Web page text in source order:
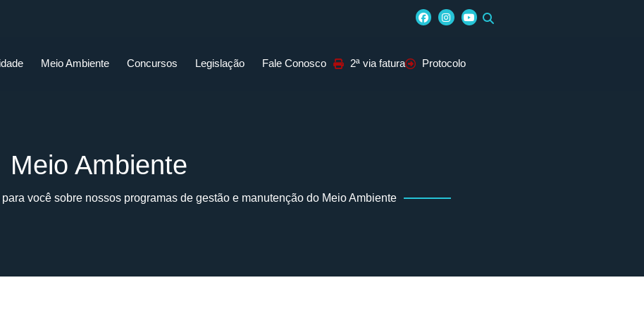
Meio Ambiente Concursos Legislação Fale Conosco 2ª via fatura Protocolo
Meio Ambiente
você sobre nossos programas de gestão e manutenção do Meio Ambiente